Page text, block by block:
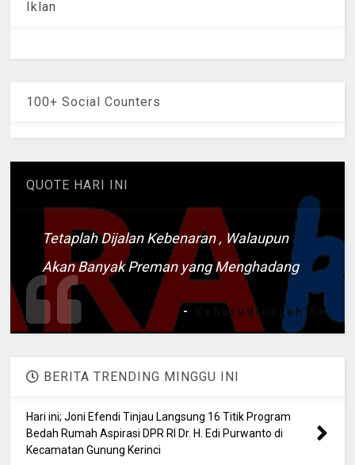
Iklan
100+ Social Counters
QUOTE HARI INI
Tetaplah Dijalan Kebenaran , Walaupun
Akan Banyak Preman yang Menghadang
- Kaharudinsyah SH
BERITA TRENDING MINGGU INI
Hari ini; Joni Efendi Tinjau Langsung 16 Titik Program
Bedah Rumah Aspirasi DPR RI Dr. H. Edi Purwanto di
Kecamatan Gunung Kerinci